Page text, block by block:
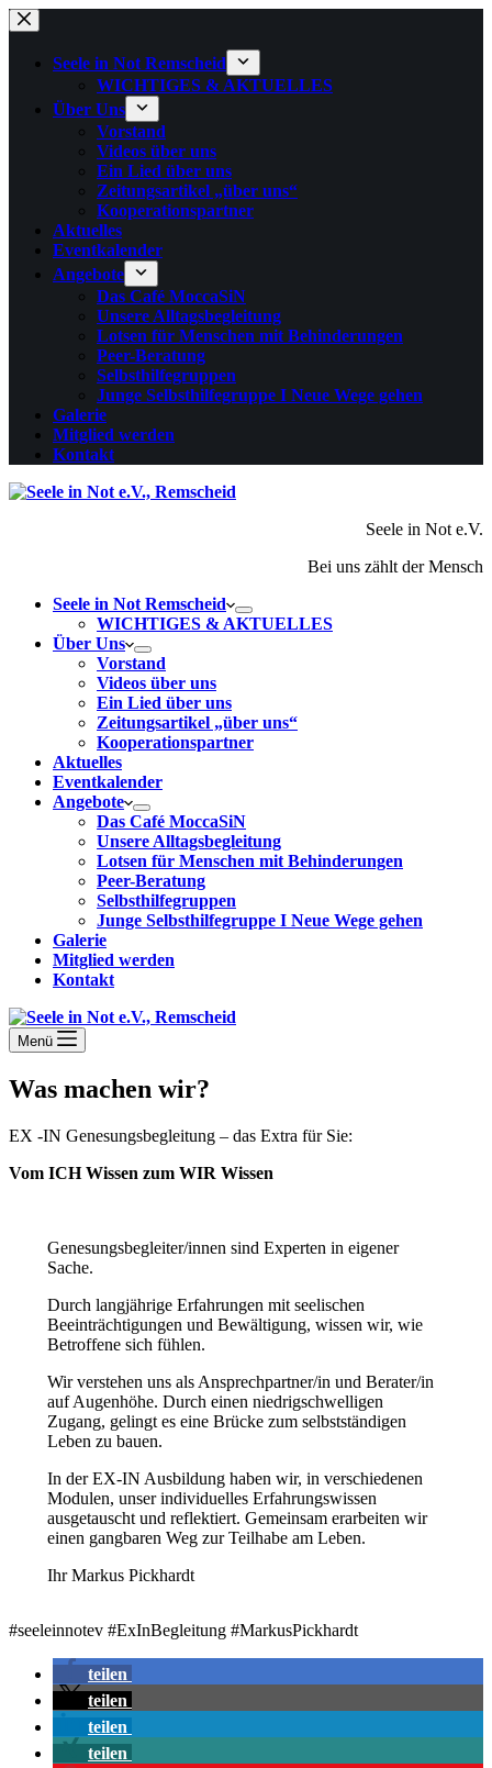
Zum
Inhalt
springenSeele in Not Remscheid
WICHTIGES & AKTUELLES
Über Uns
Vorstand
Videos über uns
Ein Lied über uns
Zeitungsartikel „über uns“
Kooperationspartner
Aktuelles
Eventkalender
Angebote
Das Café MoccaSiN
Unsere Alltagsbegleitung
Lotsen für Menschen mit Behinderungen
Peer-Beratung
Selbsthilfegruppen
Junge Selbsthilfegruppe I Neue Wege gehen
Galerie
Mitglied werden
Kontakt
Seele in Not e.V.
Bei uns zählt der Mensch
Seele in Not Remscheid
WICHTIGES & AKTUELLES
Über Uns
Vorstand
Videos über uns
Ein Lied über uns
Zeitungsartikel „über uns“
Kooperationspartner
Aktuelles
Eventkalender
Angebote
Das Café MoccaSiN
Unsere Alltagsbegleitung
Lotsen für Menschen mit Behinderungen
Peer-Beratung
Selbsthilfegruppen
Junge Selbsthilfegruppe I Neue Wege gehen
Galerie
Mitglied werden
Kontakt
Menü
Was machen wir?
EX -IN Genesungsbegleitung – das Extra für Sie:
Vom ICH Wissen zum WIR Wissen
Genesungsbegleiter/innen sind Experten in eigener
Sache.
Durch langjährige Erfahrungen mit seelischen
Beeinträchtigungen und Bewältigung, wissen wir, wie
Betroffene sich fühlen.
Wir verstehen uns als Ansprechpartner/in und Berater/in
auf Augenhöhe. Durch einen niedrigschwelligen
Zugang, gelingt es eine Brücke zum selbstständigen
Leben zu bauen.
In der EX-IN Ausbildung haben wir, in verschiedenen
Modulen, unser individuelles Erfahrungswissen
ausgetauscht und reflektiert. Gemeinsam erarbeiten wir
einen gangbaren Weg zur Teilhabe am Leben.
Ihr Markus Pickhardt
#seeleinnotev #ExInBegleitung #MarkusPickhardt
teilen
teilen
teilen
teilen